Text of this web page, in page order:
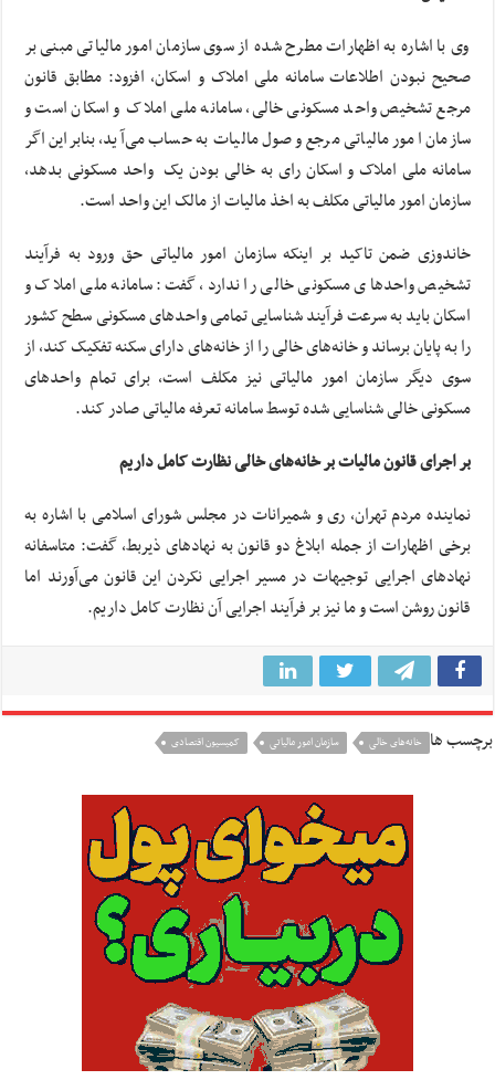
وی با اشاره به اظهارات مطرح شده از سوی سازمان امور مالیاتی مبنی بر
صحیح نبودن اطلاعات سامانه ملی املاک و اسکان، افزود: مطابق قانون
مرجع تشخیص واحد مسکونی خالی، سامانه ملی املاک و اسکان است و
سازمان امور مالیاتی مرجع وصول مالیات به حساب می‌آید، بنابراین اگر
سامانه ملی املاک و اسکان رای به خالی بودن یک واحد مسکونی بدهد،
سازمان امور مالیاتی مکلف به اخذ مالیات از مالک این واحد است.
خاندوزی ضمن تاکید بر اینکه سازمان امور مالیاتی حق ورود به فرآیند
تشخیص واحدهای مسکونی خالی را ندارد، گفت: سامانه ملی املاک و
اسکان باید به سرعت فرآیند شناسایی تمامی واحدهای مسکونی سطح کشور
را به پایان برساند و خانه‌های خالی را از خانه‌های دارای سکنه تفکیک کند، از
سوی دیگر سازمان امور مالیاتی نیز مکلف است، برای تمام واحدهای
مسکونی خالی شناسایی شده توسط سامانه تعرفه مالیاتی صادر کند.
بر اجرای قانون مالیات بر خانه‌های خالی نظارت کامل داریم
نماینده مردم تهران، ری و شمیرانات در مجلس شورای اسلامی با اشاره به
برخی اظهارات از جمله ابلاغ دو قانون به نهادهای ذیربط، گفت: متاسفانه
نهادهای اجرایی توجیهات در مسیر اجرایی نکردن این قانون می‌آورند اما
قانون روشن است و ما نیز بر فرآیند اجرایی آن نظارت کامل داریم.
برچسب ها خانه‌های خالی سازمان امور مالیاتی کمیسیون اقتصادی